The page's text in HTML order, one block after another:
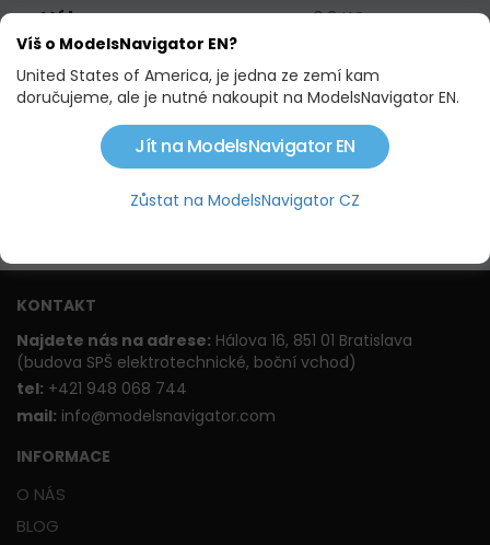
Váha:
0.3 KG
Výrobce stroje:
599,51 Kč
Není skladem
Hlídací pes
KONTAKT
Najdete nás na adrese: Hálova 16, 851 01 Bratislava
(budova SPŠ elektrotechnické, boční vchod)
tel: +421 948 068 744
mail: info@modelsnavigator.com
INFORMACE
O NÁS
BLOG
Víš o ModelsNavigator EN?
United States of America, je jedna ze zemí kam
doručujeme, ale je nutné nakoupit na ModelsNavigator EN.
Jít na ModelsNavigator EN
Zůstat na ModelsNavigator CZ